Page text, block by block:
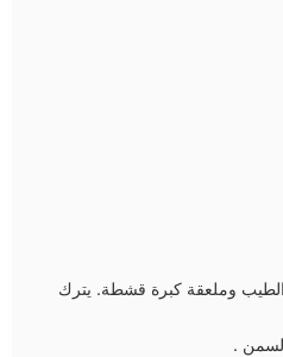
الطيب وملعقة كبرة قشطة. يترك
.